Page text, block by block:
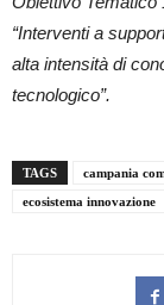
“Interventi a
alta intensità di
tecnologico”.
TAGS campania
ecosistema innovazione